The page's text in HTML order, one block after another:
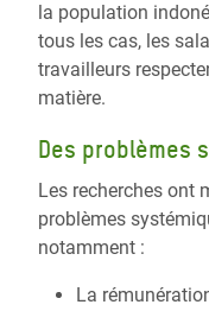
la population
tous les cas, les
travailleurs
matière.
Des problèmes
Les recherches ont
problèmes
notamment :
La